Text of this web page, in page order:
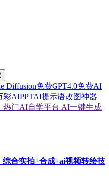
Diffusion免费GPT4.0免费AI
彩AIPPTAI提示语改图神器
热门AI自学平台 AI一键生成
综合实拍+合成+ai视频转绘技